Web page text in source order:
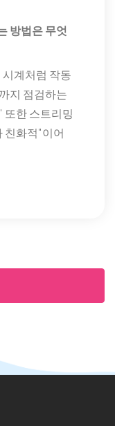
방법은 무엇
계처럼 작동
지 점검하는
또한 스트리밍
친화적"이어